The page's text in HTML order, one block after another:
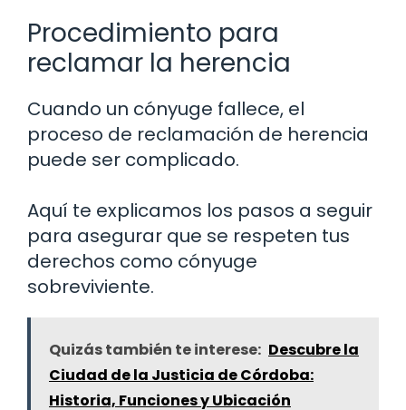
Procedimiento para
reclamar la herencia
Cuando un cónyuge fallece, el
proceso de reclamación de herencia
puede ser complicado.
Aquí te explicamos los pasos a seguir
para asegurar que se respeten tus
derechos como cónyuge
sobreviviente.
Quizás también te interese: Descubre la
Ciudad de la Justicia de Córdoba:
Historia, Funciones y Ubicación